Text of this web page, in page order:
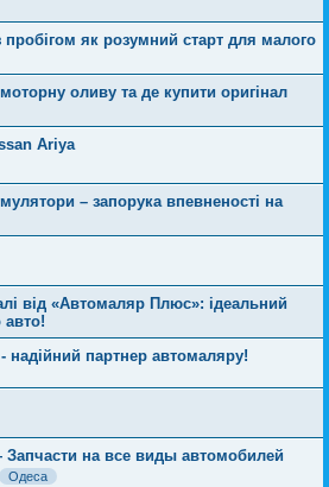
пробігом як розумний старт для малого
оливу та де купити оригінал
Ariya
– запорука впевненості на
від «Автомаляр Плюс»: ідеальний
авто!
партнер автомаляру!
на все виды автомобилей
Одеса